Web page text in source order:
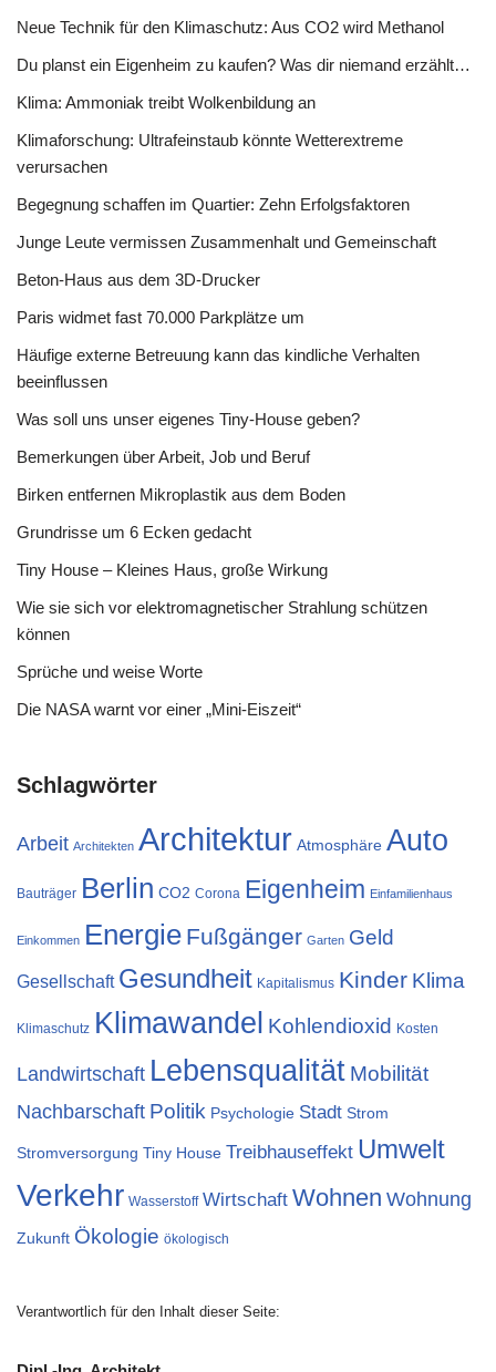
Neue Technik für den Klimaschutz: Aus CO2 wird Methanol
Du planst ein Eigenheim zu kaufen? Was dir niemand erzählt…
Klima: Ammoniak treibt Wolkenbildung an
Klimaforschung: Ultrafeinstaub könnte Wetterextreme
verursachen
Begegnung schaffen im Quartier: Zehn Erfolgsfaktoren
Junge Leute vermissen Zusammenhalt und Gemeinschaft
Beton-Haus aus dem 3D-Drucker
Paris widmet fast 70.000 Parkplätze um
Häufige externe Betreuung kann das kindliche Verhalten
beeinflussen
Was soll uns unser eigenes Tiny-House geben?
Bemerkungen über Arbeit, Job und Beruf
Birken entfernen Mikroplastik aus dem Boden
Grundrisse um 6 Ecken gedacht
Tiny House – Kleines Haus, große Wirkung
Wie sie sich vor elektromagnetischer Strahlung schützen
können
Sprüche und weise Worte
Die NASA warnt vor einer „Mini-Eiszeit“
Schlagwörter
Arbeit Architekten Architektur Atmosphäre Auto
Bauträger Berlin CO2 Corona Eigenheim Einfamilienhaus
Einkommen Energie Fußgänger Garten Geld
Gesellschaft Gesundheit Kapitalismus Kinder Klima
Klimaschutz Klimawandel Kohlendioxid Kosten
Landwirtschaft Lebensqualität Mobilität
Nachbarschaft Politik Psychologie Stadt Strom
Stromversorgung Tiny House Treibhauseffekt Umwelt
Verkehr Wasserstoff Wirtschaft Wohnen Wohnung
Zukunft Ökologie ökologisch
Verantwortlich für den Inhalt dieser Seite: